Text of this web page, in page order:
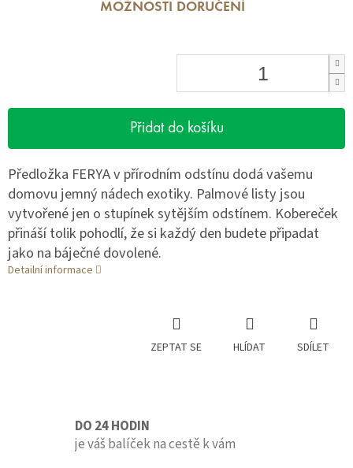
MOŽNOSTI DORUČENÍ
Přidat do košíku
Předložka FERYA v přírodním odstínu dodá vašemu
domovu jemný nádech exotiky. Palmové listy jsou
vytvořené jen o stupínek sytějším odstínem. Kobereček
přináší tolik pohodlí, že si každý den budete připadat
jako na báječné dovolené.
Detailní informace
ZEPTAT SE HLÍDAT SDÍLET
DO 24 HODIN
je váš balíček na cestě k vám